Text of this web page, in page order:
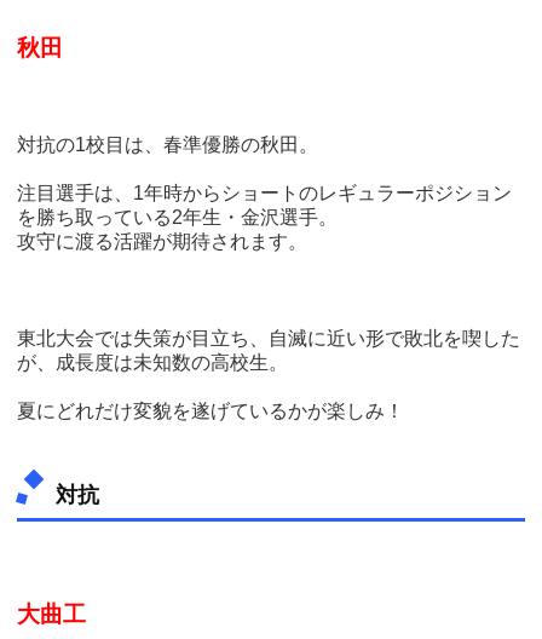
秋田
対抗の1校目は、春準優勝の秋田。
注目選手は、1年時からショートのレギュラーポジション
を勝ち取っている2年生・金沢選手。
攻守に渡る活躍が期待されます。
東北大会では失策が目立ち、自滅に近い形で敗北を喫した
が、成長度は未知数の高校生。
夏にどれだけ変貌を遂げているかが楽しみ！
対抗
大曲工